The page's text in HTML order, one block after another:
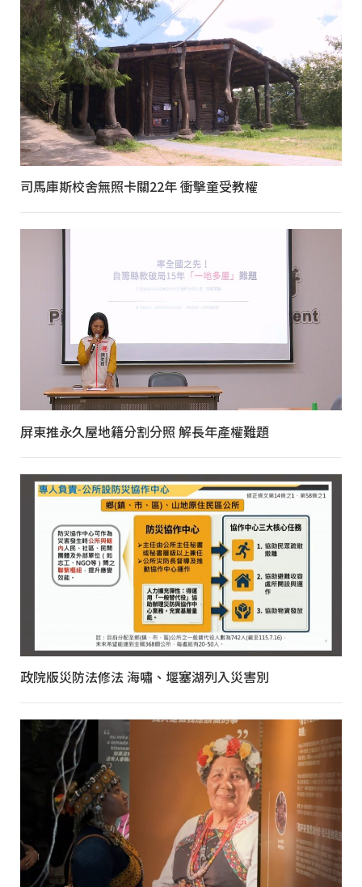
司馬庫斯校舍無照卡關22年 衝擊童受教權
屏東推永久屋地籍分割分照 解長年產權難題
政院版災防法修法 海嘯、堰塞湖列入災害別